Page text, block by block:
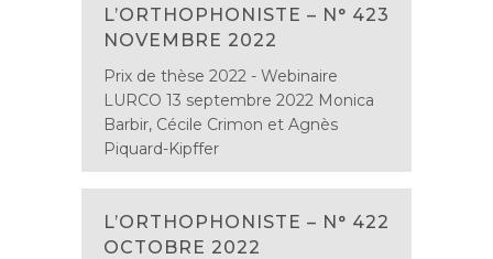
L’ORTHOPHONISTE – N° 423
NOVEMBRE 2022
Prix de thèse 2022 - Webinaire
LURCO 13 septembre 2022 Monica
Barbir, Cécile Crimon et Agnès
Piquard-Kipffer
L’ORTHOPHONISTE – N° 422
OCTOBRE 2022